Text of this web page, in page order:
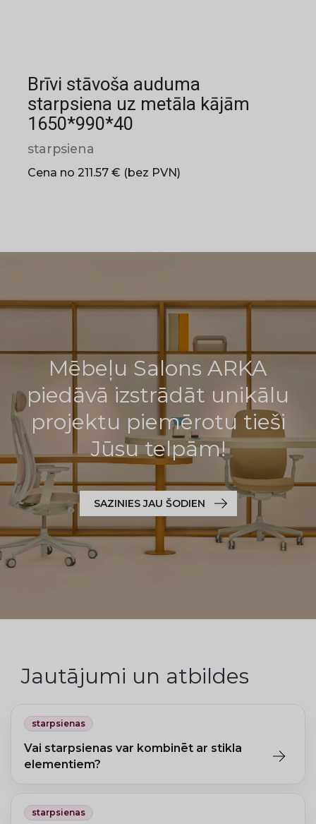
Brīvi stāvoša auduma
starpsiena uz metāla kājām
1650*990*40
starpsiena
Cena no 211.57 € (bez PVN)
Mēbeļu Salons ARKA
piedāvā izstrādāt unikālu
projektu piemērotu tieši
Jūsu telpām!
SAZINIES JAU ŠODIEN
Jautājumi un atbildes
starpsienas
Vai starpsienas var kombinēt ar stikla
elementiem?
starpsienas